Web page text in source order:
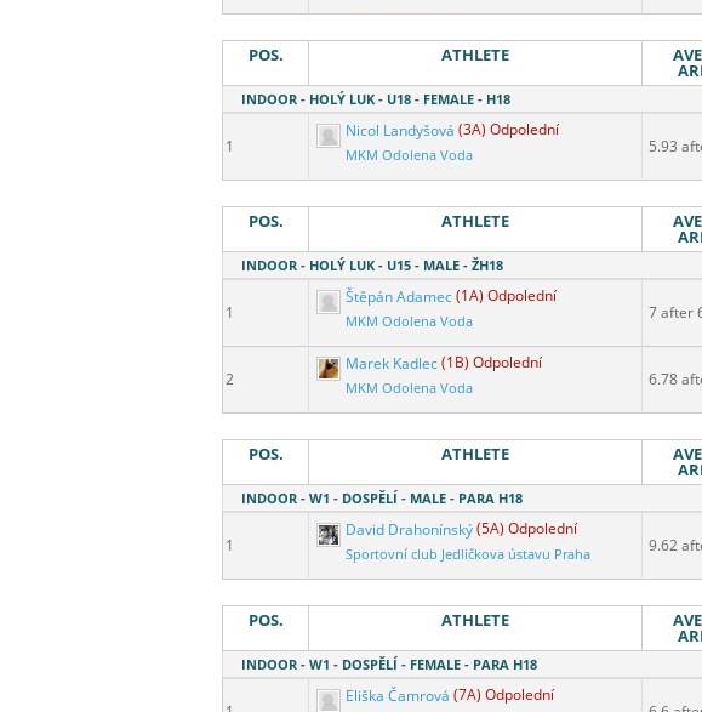
POS. ATHLETE
INDOOR - HOLÝ LUK - U18 - FEMALE - H18
1
Nicol Landyšová (3A) Odpolední
MKM Odolena Voda 5.93
POS. ATHLETE
INDOOR - HOLÝ LUK - U15 - MALE - ŽH18
1
Štěpán Adamec(1A) Odpolední
MKM Odolena Voda 7 after
2
Marek Kadlec(1B) Odpolední
MKM Odolena Voda 6.78
POS. ATHLETE
INDOOR - W1 - DOSPĚLÍ - MALE - PARA H18
1
David Drahonínský(5A) Odpolední
Sportovní club Jedličkova ústavu Praha 9.62
POS. ATHLETE
INDOOR - W1 - DOSPĚLÍ - FEMALE - PARA H18
Eliška Čamrová (7A) Odpolední